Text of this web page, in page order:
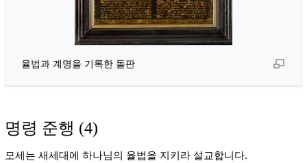
율법과 계명을 기록한 돌판
명령 준행 (4)
모세는 새세대에 하나님의 율법을 지키라 설교합니다.